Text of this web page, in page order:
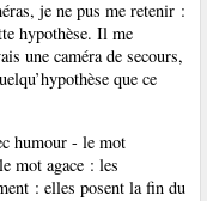
je ne pus me retenir :
hypothèse. Il me
une caméra de secours,
que ce
humour - le mot
mot agace : les
: elles posent la fin du